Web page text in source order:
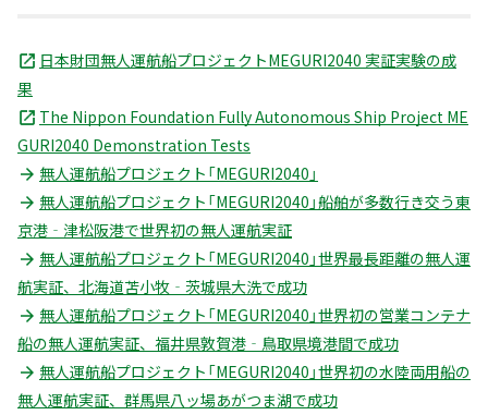
日本財団無人運航船プロジェクトMEGURI2040 実証実験の成
果
The Nippon Foundation Fully Autonomous Ship Project ME
GURI2040 Demonstration Tests
無人運航船プロジェクト「MEGURI2040」
無人運航船プロジェクト「MEGURI2040」船舶が多数行き交う東
京港‐津松阪港で世界初の無人運航実証
無人運航船プロジェクト「MEGURI2040」世界最長距離の無人運
航実証、北海道苫小牧‐茨城県大洗で成功
無人運航船プロジェクト「MEGURI2040」世界初の営業コンテナ
船の無人運航実証、福井県敦賀港‐鳥取県境港間で成功
無人運航船プロジェクト「MEGURI2040」世界初の水陸両用船の
無人運航実証、群馬県八ッ場あがつま湖で成功